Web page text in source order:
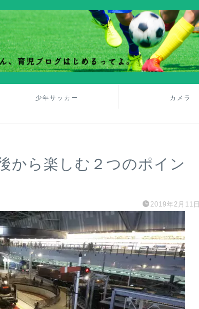
少年サッカー カメラ
から楽しむ２つのポイン
2019年2月11日